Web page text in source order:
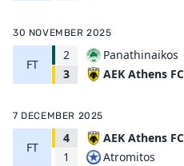
30 NOVEMBER 2025
FT
2
3
Panathinaikos
AEK Athens FC
7 DECEMBER 2025
FT
4
1
AEK Athens FC
Atromitos